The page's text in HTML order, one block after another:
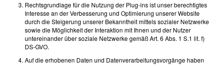
Rechtsgrundlage für die Nutzung der Plug-ins ist unser berechtigtes
Interesse an der Verbesserung und Optimierung unserer Website
durch die Steigerung unserer Bekanntheit mittels sozialer Netzwerke
sowie die Möglichkeit der Interaktion mit Ihnen und der Nutzer
untereinander über soziale Netzwerke gemäß Art. 6 Abs. 1 S.1 lit. f)
DS-GVO.
Auf die erhobenen Daten und Datenverarbeitungsvorgänge haben